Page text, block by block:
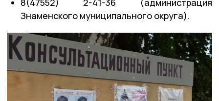
Знаменского муниципального округа).